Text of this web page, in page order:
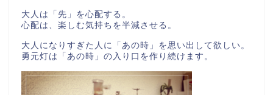
大人は「先」を心配する。
心配は、楽しむ気持ちを半減させる。
大人になりすぎた人に「あの時」を思い出して欲しい。
勇元灯は「あの時」の入り口を作り続けます。